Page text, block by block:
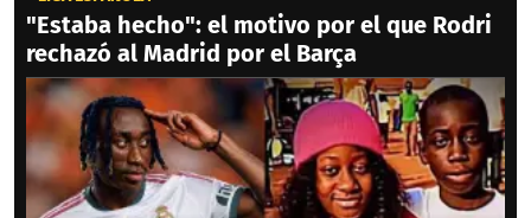
"Estaba hecho": el motivo por el que Rodri
rechazó al Madrid por el Barça